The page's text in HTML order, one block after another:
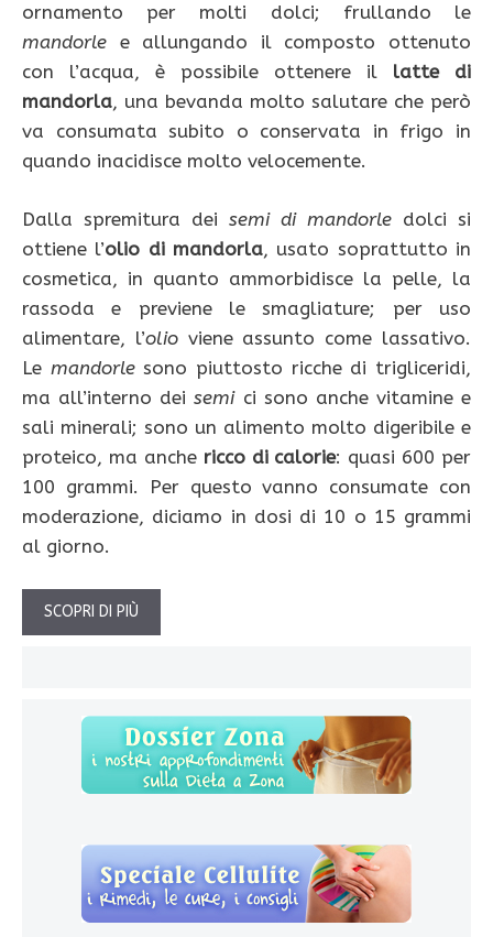
ornamento per molti dolci; frullando le
mandorle e allungando il composto ottenuto
con l’acqua, è possibile ottenere il latte di
mandorla, una bevanda molto salutare che però
va consumata subito o conservata in frigo in
quando inacidisce molto velocemente.
Dalla spremitura dei semi di mandorle dolci si
ottiene l’olio di mandorla, usato soprattutto in
cosmetica, in quanto ammorbidisce la pelle, la
rassoda e previene le smagliature; per uso
alimentare, l’olioviene assunto come lassativo.
Le mandorlesono piuttosto ricche di trigliceridi,
ma all’interno deisemici sono anche vitamine e
sali minerali; sono un alimento molto digeribile e
proteico, ma anche ricco di calorie: quasi 600 per
100 grammi. Per questo vanno consumate con
moderazione, diciamo in dosi di 10 o 15 grammi
al giorno.
SCOPRI DI PIÙ